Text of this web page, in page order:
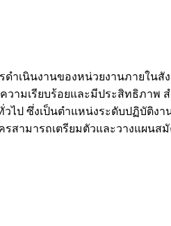
ำเนินงานของหน่วยงานภายในสั
ามเรียบร้อยและมีประสิทธิภาพ
ไป ซึ่งเป็นตำแหน่งระดับปฏิบัติ
รสามารถเตรียมตัวและวางแผน